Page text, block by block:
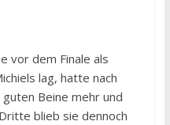
vor dem Finale als
lag, hatte nach
Beine mehr und
blieb sie dennoch